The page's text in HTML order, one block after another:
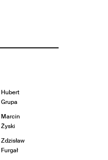
Hubert
Grupa
Marcin
Żyski
Zdzisław
Furgał